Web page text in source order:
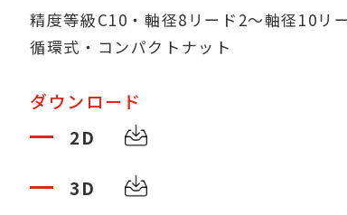
精度等級C10・軸径8リード2～軸径10リ
循環式・コンパクトナット
ダウンロード
2D
3D